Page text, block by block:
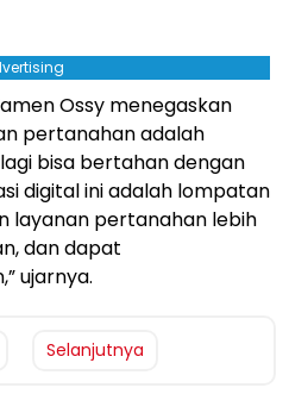
Ossy menegaskan
pertanahan adalah
bisa bertahan dengan
digital ini adalah lompatan
layanan pertanahan lebih
dan dapat
ujarnya.
Selanjutnya